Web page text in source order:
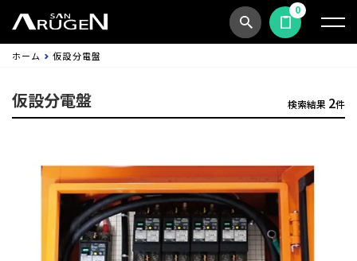
商品検索見積依頼する
0
ホーム 仮設分電盤
仮設分電盤 検索結果 2件